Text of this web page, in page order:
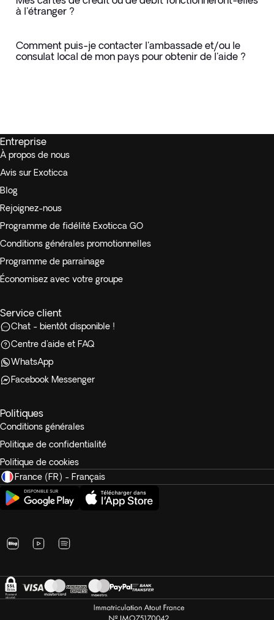
à l'étranger ?
Comment puis-je contacter l'ambassade et/ou le
consulat local de mon pays pour obtenir de l'aide ?